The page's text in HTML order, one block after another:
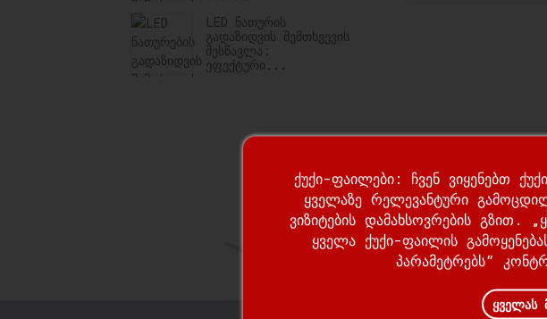
LED ნათურის
გადაზიდვის შემთხვევის
შესწავლა:
ეფექტური...
ქუქი-ფაილები: ჩვენ ვიყენებთ
ყველაზე რელევანტური
ვიზიტების დამახსოვრების გზით.
ყველა ქუქი-ფაილის
პარამეტრებს“
ყველას